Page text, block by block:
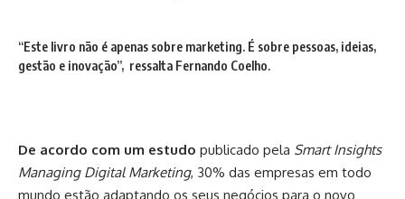
“Este livro não é apenas sobre marketing. É sobre pessoas, ideias,
gestão e inovação”, ressalta Fernando Coelho.
De acordo com um estudo publicado pela Smart Insights
Managing Digital Marketing, 30% das empresas em todo
mundo estão adaptando os seus negócios para o novo